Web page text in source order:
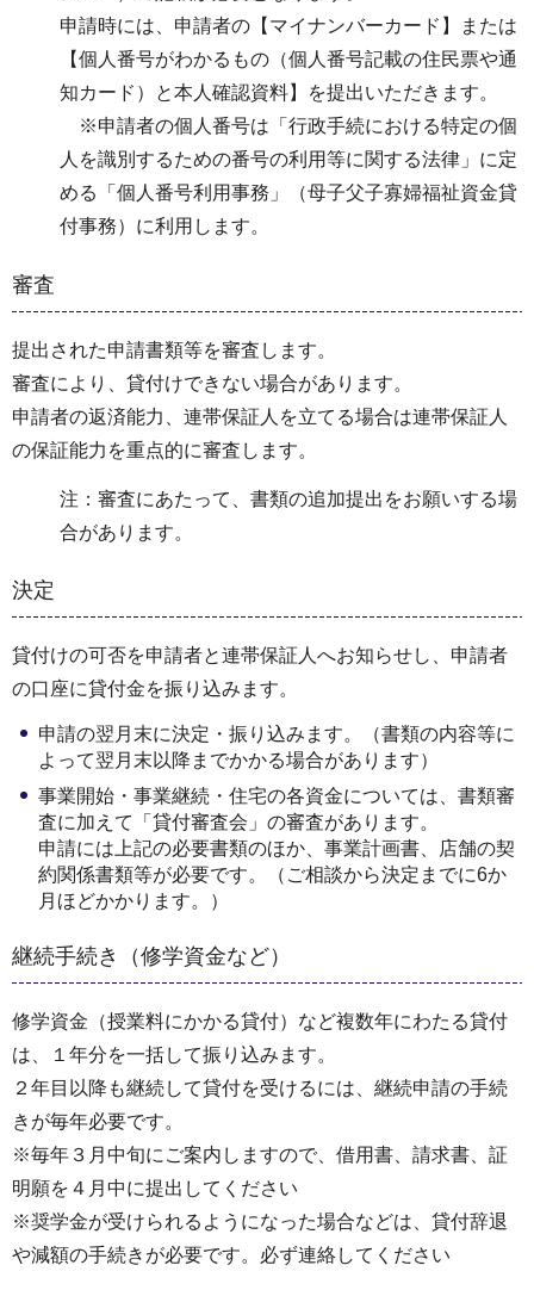
申請時には、申請者の【マイナンバーカード】または
【個人番号がわかるもの（個人番号記載の住民票や通
知カード）と本人確認資料】を提出いただきます。
※申請者の個人番号は「行政手続における特定の個
人を識別するための番号の利用等に関する法律」に定
める「個人番号利用事務」（母子父子寡婦福祉資金貸
付事務）に利用します。
審査
提出された申請書類等を審査します。
審査により、貸付けできない場合があります。
申請者の返済能力、連帯保証人を立てる場合は連帯保証人
の保証能力を重点的に審査します。
注：審査にあたって、書類の追加提出をお願いする場
合があります。
決定
貸付けの可否を申請者と連帯保証人へお知らせし、申請者
の口座に貸付金を振り込みます。
申請の翌月末に決定・振り込みます。（書類の内容等に
よって翌月末以降までかかる場合があります）
事業開始・事業継続・住宅の各資金については、書類審
査に加えて「貸付審査会」の審査があります。
申請には上記の必要書類のほか、事業計画書、店舗の契
約関係書類等が必要です。（ご相談から決定までに6か
月ほどかかります。）
継続手続き（修学資金など）
修学資金（授業料にかかる貸付）など複数年にわたる貸付
は、１年分を一括して振り込みます。
２年目以降も継続して貸付を受けるには、継続申請の手続
きが毎年必要です。
※毎年３月中旬にご案内しますので、借用書、請求書、証
明願を４月中に提出してください
※奨学金が受けられるようになった場合などは、貸付辞退
や減額の手続きが必要です。必ず連絡してください